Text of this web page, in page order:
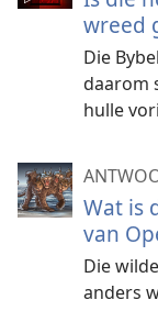
wreed
Die
daarom
hulle
Wat is
van
Die
anders